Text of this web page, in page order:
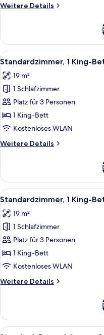
Weitere Details
Weitere
Suite,
1 King-
Bett,
Alle
Fotos
für
Standardzimmer,
1 King-
Bett,
barrierefrei
5
Standardzimmer, 1 King-
19 m²
1 Schlafzimmer
Platz für 3 Personen
1 King-Bett
Kostenloses WLAN
Weitere Details
Weitere
1 King-
Bett,
barrierefrei
Alle
Fotos
für
Standardzimmer,
1 King-
Bett
anzeigen
4
Standardzimmer, 1 King-
19 m²
1 Schlafzimmer
Platz für 3 Personen
1 King-Bett
Kostenloses WLAN
Weitere Details
Weitere
1 King-
Bett
Alle